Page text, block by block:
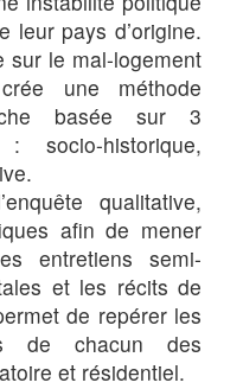
leur pays d’origine.
sur le mal-logement
une méthode
basée sur 3
socio-historique,
qualitative,
afin de mener
entretiens semi-
et les récits de
de repérer les
de chacun des
et résidentiel.